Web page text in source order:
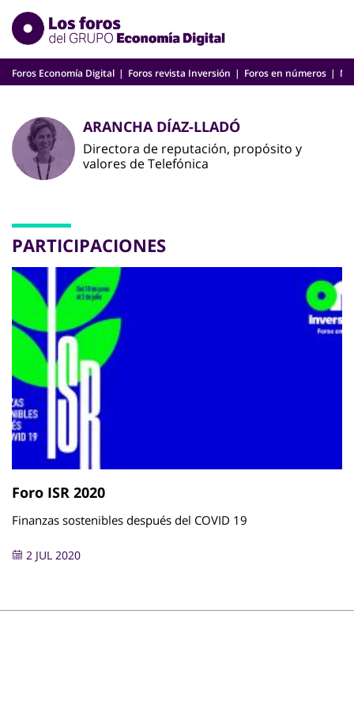
Skip
content
Foros Economía Digital Foros revista Inversión Foros en números
ARANCHA DÍAZ-LLADÓ
Directora de reputación, propósito y
valores de Telefónica
PARTICIPACIONES
Foro ISR 2020
Finanzas sostenibles después del COVID 19
2 JUL 2020